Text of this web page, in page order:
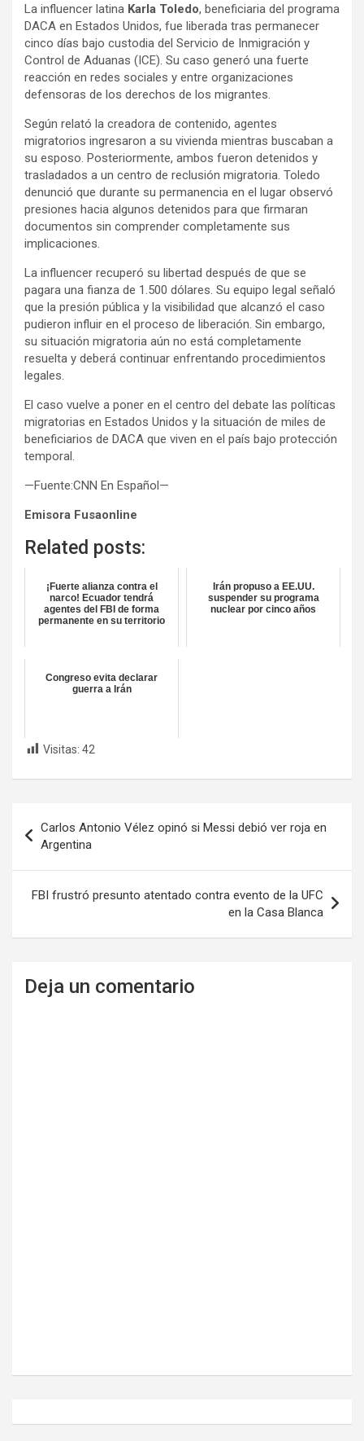
c
e
b
o
o
k
a
t
s
A
p
p
m
p
a
r
t
i
r
La influencer latina Karla Toledo, beneficiaria del programa
DACA en Estados Unidos, fue liberada tras permanecer
cinco días bajo custodia del Servicio de Inmigración y
Control de Aduanas (ICE). Su caso generó una fuerte
reacción en redes sociales y entre organizaciones
defensoras de los derechos de los migrantes.
Según relató la creadora de contenido, agentes
migratorios ingresaron a su vivienda mientras buscaban a
su esposo. Posteriormente, ambos fueron detenidos y
trasladados a un centro de reclusión migratoria. Toledo
denunció que durante su permanencia en el lugar observó
presiones hacia algunos detenidos para que firmaran
documentos sin comprender completamente sus
implicaciones.
La influencer recuperó su libertad después de que se
pagara una fianza de 1.500 dólares. Su equipo legal señaló
que la presión pública y la visibilidad que alcanzó el caso
pudieron influir en el proceso de liberación. Sin embargo,
su situación migratoria aún no está completamente
resuelta y deberá continuar enfrentando procedimientos
legales.
El caso vuelve a poner en el centro del debate las políticas
migratorias en Estados Unidos y la situación de miles de
beneficiarios de DACA que viven en el país bajo protección
temporal.
—Fuente:CNN En Español—
Emisora Fusaonline
Related posts:
¡Fuerte alianza contra el
narco! Ecuador tendrá
agentes del FBI de forma
permanente en su territorio
Irán propuso a EE.UU.
suspender su programa
nuclear por cinco años
Congreso evita declarar
guerra a Irán
Visitas: 42
de
entradas
Carlos Antonio Vélez opinó si Messi debió ver roja en
Argentina
FBI frustró presunto atentado contra evento de la UFC
en la Casa Blanca
Deja un comentario